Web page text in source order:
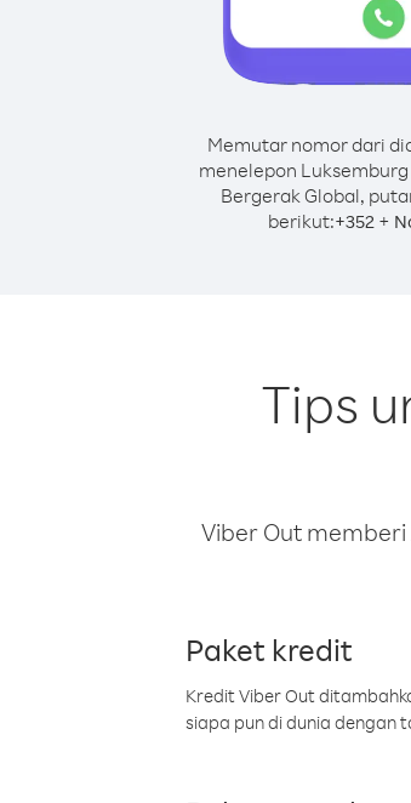
Memutar nomor dari
menelepon
Bergerak Global,
berikut:+352 +
Tips
Viber Out
Paket kredit
Kredit Viber Out
siapa pun di dunia dengan